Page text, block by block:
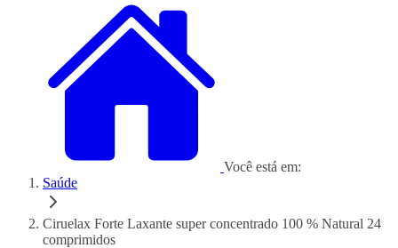
Você está em:
Saúde
Ciruelax Forte Laxante super concentrado 100 % Natural 24
comprimidos